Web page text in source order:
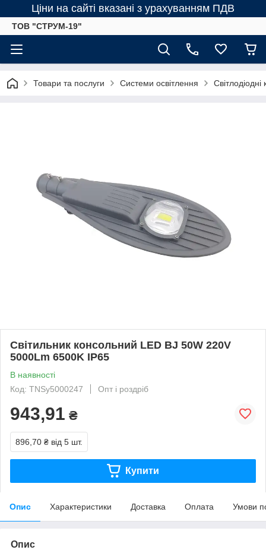
Ціни на сайті вказані з урахуванням ПДВ
ТОВ "СТРУМ-19"
Товари та послуги Системи освітлення
Світильник консольний LED BJ 50W 220V
5000Lm 6500K IP65
В наявності
Код: TNSy5000247
Опт і роздріб
943,91 ₴
896,70 ₴ від 5 шт.
Купити
Опис Характеристики Доставка Оплата Умови
Опис